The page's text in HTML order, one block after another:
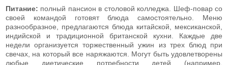
Питание: полный пансион в столовой колледжа. Шеф-повар со
своей командой готовят блюда самостоятельно. Меню
разнообразное, предлагаются блюда китайской, мексиканской,
индийской и традиционной британской кухни. Каждые две
недели организуется торжественный ужин из трех блюд при
свечах, на который все наряжаются. Могут быть удовлетворены
любые диетические потребности детей (например,